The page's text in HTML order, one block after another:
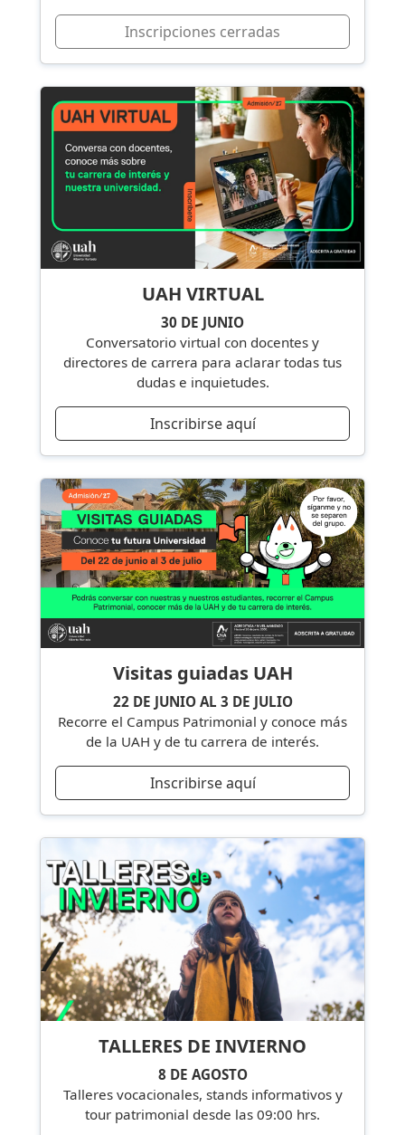
Inscripciones cerradas
UAH VIRTUAL
30 DE JUNIO
Conversatorio virtual con docentes y
directores de carrera para aclarar todas tus
dudas e inquietudes.
Inscribirse aquí
Visitas guiadas UAH
22 DE JUNIO AL 3 DE JULIO
Recorre el Campus Patrimonial y conoce más
de la UAH y de tu carrera de interés.
Inscribirse aquí
TALLERES DE INVIERNO
8 DE AGOSTO
Talleres vocacionales, stands informativos y
tour patrimonial desde las 09:00 hrs.